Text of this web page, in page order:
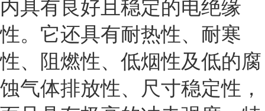
内具有良好且稳定的电绝缘
性。它还具有耐热性、耐寒
性、阻燃性、低烟性及低的腐
蚀气体排放性、尺寸稳定性，